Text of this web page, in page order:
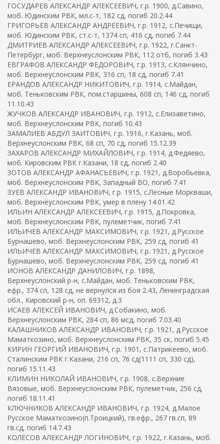
ГОСУДАРЕВ АЛЕКСАНДР АЛЕКСЕЕВИЧ, г.р. 1900, д.Савино,
моб. Юдинским РВК, мл.с-т, 182 сд, погиб 20.2.44
ГРИГОРЬЕВ АЛЕКСАНДР АНДРЕЕВИЧ, г.р. 1912, с.Печищи,
моб. Юдинским РВК, ст.с-т, 1374 сп, 416 сд, погиб 7.44
ДМИТРИЕВ АЛЕКСАНДР АЛЕКСЕЕВИЧ, г.р. 1922, г.Санкт-
Петербург, моб. Верхнеуслонским РВК, 112 отб, погиб 3.43
ЕВГРАФОВ АЛЕКСАНДР ФЕДОРОВИЧ, г.р. 1913, с.Клянчино,
моб. Верхнеуслонским РВК, 316 сп, 18 сд, погиб 7.41
ЕРАНДОВ АЛЕКСАНДР НИКИТОВИЧ, г.р. 1914, с.Майдан,
моб. Теньковским РВК, пом.старшины, 608 сп, 146 сд, погиб
11.10.43
ЖУЧКОВ АЛЕКСАНДР ИВАНОВИЧ, г.р. 1912, с.Елизаветино,
моб. Верхнеуслонским РВК, погиб 10.43
ЗАМАЛИЕВ АБДУЛ ЗАИТОВИЧ, г.р. 1916, г.Казань, моб.
Верхнеуслонским РВК, 68 сп, 70 сд, погиб 15.12.39
ЗАХАРОВ АЛЕКСАНДР МИХАЙЛОВИЧ, г.р. 1914, д.Федяево,
моб. Кировским РВК г.Казани, 18 сд, погиб 2.40
ЗОТОВ АЛЕКСАНДР АФАНАСЬЕВИЧ, г.р. 1921, д.Воробьевка,
моб. Верхнеуслонским РВК, Западный ВО, погиб 7.41
ЗУЕВ АЛЕКСАНДР ИВАНОВИЧ, г.р. 1915, с.Лесные Моркваши,
моб. Верхнеуслонским РВК, умер в плену 14.01.42
ИЛЬИН АЛЕКСАНДР АЛЕКСЕЕВИЧ, г.р. 1915, д.Покровка,
моб. Верхнеуслонским РВК, пулеметчик, погиб 7.41
ИЛЬИЧЕВ АЛЕКСАНДР МАКСИМОВИЧ, г.р. 1921, д.Русское
Бурнашево, моб. Верхнеуслонским РВК, 259 сд, погиб 41
ИЛЬИЧЕВ АЛЕКСАНДР МАКСИМОВИЧ, г.р. 1921, д.Русское
Бурнашево, моб. Верхнеуслонским РВК, 259 сд, погиб 41
ИОНОВ АЛЕКСАНДР ДАНИЛОВИЧ, г.р. 1898,
Верхнеуслонский р-н, с.Майдан, моб. Теньковским РВК,
ефр., 374 сп, 128 сд, не вернулся из боя 2.43, Ленинградская
обл., Кировский р-н, оп. 69312, д.3
ИСАЕВ АЛЕКСЕЙ ИВАНОВИЧ, д.Собакино, моб.
Верхнеуслонским РВК, 284 сп, 86 мсд, погиб 7.03.40
КАЛАШНИКОВ АЛЕКСАНДР ИВАНОВИЧ, г.р. 1921, д.Русское
Маматкозино, моб. Верхнеуслонским РВК, 35 ск, погиб 5.45
КИРИН ГЕОРГИЙ ИВАНОВИЧ, г.р. 1901, с.Патрикеево, моб.
Сталинским РВК г.Казани, 216 сп, 76 сд(1111 сп, 330 сд),
погиб 15.11.43
КЛИМИН НИКОЛАЙ ИВАНОВИЧ, г.р. 1908, с.Верхние
Вязовые, моб. Верхнеуслонским РВК, пулеметчик, 256 сд,
погиб 18.11.41
КЛЮЧНИКОВ АЛЕКСАНДР ИВАНОВИЧ, г.р. 1924, д.Малое
Русское Маматкозино(п.Троицкий), гв.ефр., 267 гв.сп, 89
гв.сд, погиб 14.7.43
КОЛЕСОВ АЛЕКСАНДР ЛОГИНОВИЧ, г.р. 1922, г.Казань, моб.